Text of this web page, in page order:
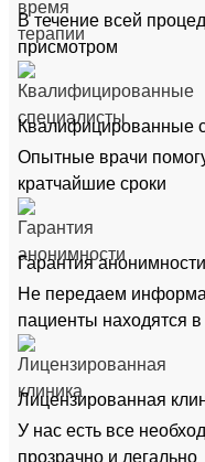
В течение всей
присмотром
Квалифицированные
Опытные врачи
кратчайшие сроки
Гарантия анонимности
Не передаем
пациенты находятся
Лицензированная
У нас есть все
прозрачно и легально